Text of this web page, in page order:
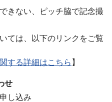
きない、ピッチ脇で記念撮
ては、以下のリンクをご覧
する詳細はこちら 】
せ
し込み